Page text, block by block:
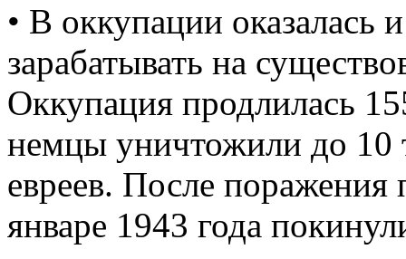
• В оккупации оказалась
зарабатывать на
Оккупация продлилась
немцы уничтожили до 10
евреев. После поражения
январе 1943 года